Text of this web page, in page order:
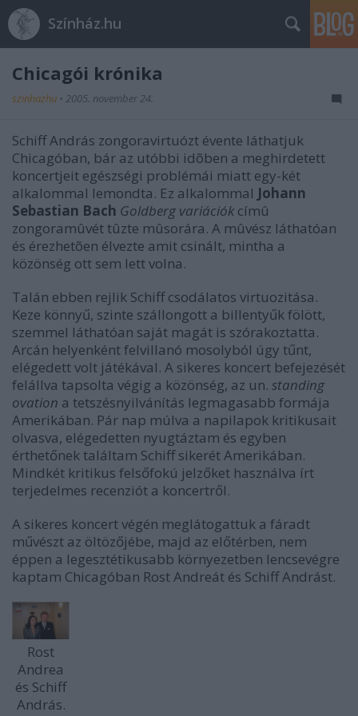
Színház.hu
Chicagói krónika
szinhazhu • 2005. november 24.
Schiff András zongoravirtuózt évente láthatjuk
Chicagóban, bár az utóbbi idõben a meghirdetett
koncertjeit egészségi problémái miatt egy-két
alkalommal lemondta. Ez alkalommal Johann
Sebastian Bach Goldberg variációk címû
zongoramûvét tûzte mûsorára. A mûvész láthatóan
és érezhetõen élvezte amit csinált, mintha a
közönség ott sem lett volna.
Talán ebben rejlik Schiff csodálatos virtuozitása.
Keze könnyű, szinte szállongott a billentyűk fölött,
szemmel láthatóan saját magát is szórakoztatta.
Arcán helyenként felvillanó mosolyból úgy tűnt,
elégedett volt játékával. A sikeres koncert befejezését
felállva tapsolta végig a közönség, az un. standing
ovation a tetszésnyilvánítás legmagasabb formája
Amerikában. Pár nap múlva a napilapok kritikusait
olvasva, elégedetten nyugtáztam és egyben
érthetőnek találtam Schiff sikerét Amerikában.
Mindkét kritikus felsőfokú jelzőket használva írt
terjedelmes recenziót a koncertről.
A sikeres koncert végén meglátogattuk a fáradt
művészt az öltözőjébe, majd az előtérben, nem
éppen a legesztétikusabb környezetben lencsevégre
kaptam Chicagóban Rost Andreát és Schiff Andrást.
Rost
Andrea
és Schiff
András.